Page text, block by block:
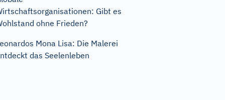
Gibt es
ohne Frieden?
Mona Lisa: Die Malerei
das Seelenleben